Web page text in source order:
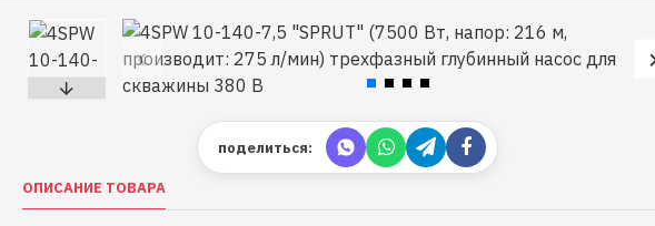
поделиться:
ОПИСАНИЕ ТОВАРА